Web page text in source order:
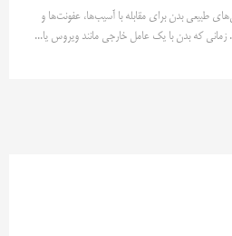
طبیعی بدن برای مقابله با آسیب‌ها، عفونت‌ها و
زمانی که بدن با یک عامل خارجی مانند ویروس یا...